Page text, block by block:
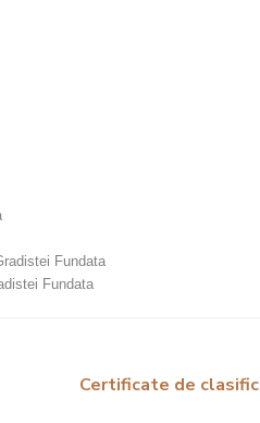
Fundata
Fundata
Certificate de